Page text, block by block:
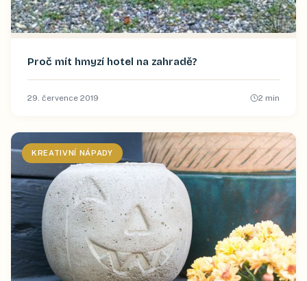
Proč mít hmyzí hotel na zahradě?
29. července 2019 2 min
KREATIVNÍ NÁPADY